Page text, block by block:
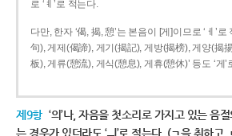
로 ‘ㅖ’로 적는다.
다만, 한자 ‘偈, 揭, 憩’는 본음이 [게]이므로 ‘ㅔ’
句), 게제(偈諦), 게기(揭記), 게방(揭榜), 게양(揭
板), 게류(憩流), 게식(憩息), 게휴(憩休)’ 등도 ‘게’
제9항 ‘의’나, 자음을 첫소리로 가지고 있는 음절
는 경우가 있더라도 ‘ㅢ’로 적는다. (ㄱ을 취하고,